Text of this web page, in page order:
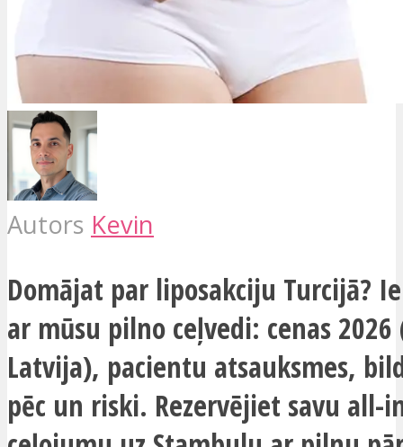
Autors Kevin
Domājat par liposakciju Turcijā?
ar mūsu pilno ceļvedi: cenas 2026
Latvija), pacientu atsauksmes,
pēc un riski. Rezervējiet savu all-